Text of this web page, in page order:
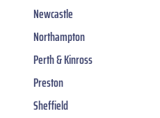
Newcastle
Northampton
Perth & Kinross
Preston
Sheffield